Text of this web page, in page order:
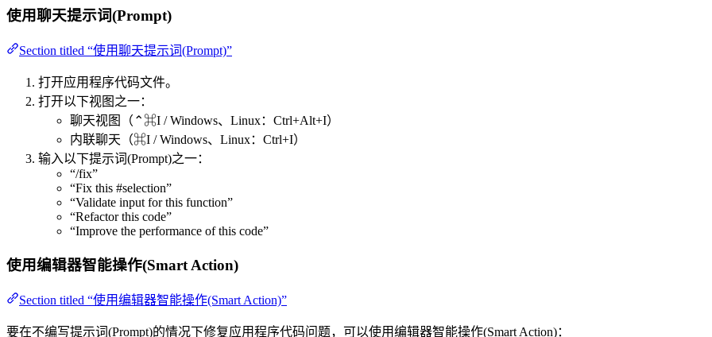
使用聊天提示词(Prompt)
Section titled “使用聊天提示词(Prompt)”
打开应用程序代码文件。
打开以下视图之一：
聊天视图（⌃⌘I / Windows、Linux：Ctrl+Alt+I）
内联聊天（⌘I / Windows、Linux：Ctrl+I）
输入以下提示词(Prompt)之一：
“/fix”
“Fix this #selection”
“Validate input for this function”
“Refactor this code”
“Improve the performance of this code”
使用编辑器智能操作(Smart Action)
Section titled “使用编辑器智能操作(Smart Action)”
要在不编写提示词(Prompt)的情况下修复应用程序代码问题，可以使用编辑器智能操作(Smart Action)：